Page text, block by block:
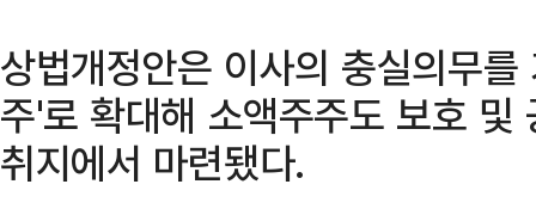
상법개정안은 이사의 충실의무
주'로 확대해 소액주주도 보호 및
취지에서 마련됐다.